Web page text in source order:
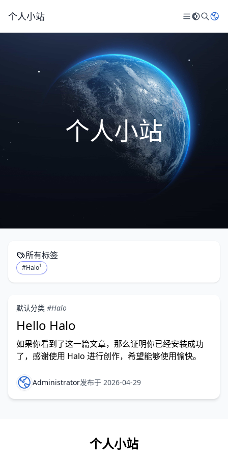
个人小站
个人小站
所有标签
#Halo1
默认分类 #Halo
Hello Halo
如果你看到了这一篇文章，那么证明你已经安装成功
了，感谢使用 Halo 进行创作，希望能够使用愉快。
Administrator发布于 2026-04-29
个人小站